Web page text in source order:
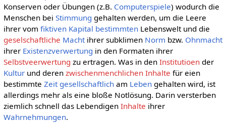
Konserven oder Übungen (z.B. Computerspiele) wodurch die
Menschen bei Stimmung gehalten werden, um die Leere
ihrer vom fiktiven Kapital bestimmtenLebenswelt und die
geselschaftliche Machtihrer subklimen Norm bzw. Ohnmacht
ihrer Existenzverwertung in den Formaten ihrer
Selbstveerwertung zu ertragen. Was in den Institutioender
Kulturund deren zwischenmenchlichen Inhalte für eien
bestimmte Zeit gesellschaftlicham Lebengehalten wird, ist
allerdings mehr als eine bloße Notlösung. Darin versterben
ziemlich schnell das Lebendigen Inhalte ihrer
Wahrnehmungen.